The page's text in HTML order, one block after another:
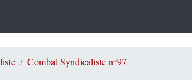
Combat Syndicaliste n°97